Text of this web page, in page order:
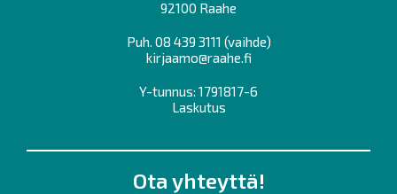
92100 Raahe
Puh. 08 439 3111 (vaihde)
kirjaamo@raahe.fi
Y-tunnus: 1791817-6
Laskutus
Ota yhteyttä!